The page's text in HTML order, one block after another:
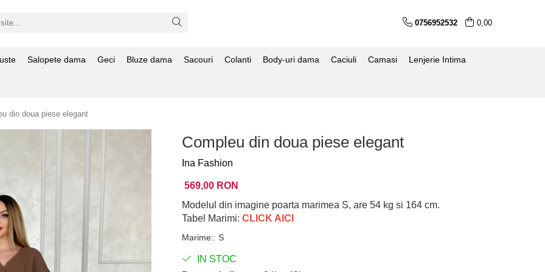
0756952532 0,00
Salopete dama Geci Bluze dama Sacouri Colanti Body-uri dama Caciuli Camasi Lenjerie Intima
din doua piese elegant
Compleu din doua piese elegant
Ina Fashion
569,00 RON
Modelul din imagine poarta marimea S, are 54 kg si 164 cm.
Tabel Marimi: CLICK AICI
Marime:: S
IN STOC